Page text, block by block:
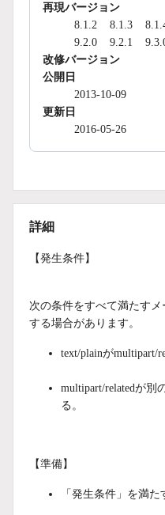
再現バージョン
8.1.2
8.1.3
9.2.0
9.2.1
改修バージョン
公開日
2013-10-09
更新日
2016-05-26
詳細
【発生条件】
次の条件をすべて満たす
する場合があります。
text/plainがmultipart/
multipart/relatedが別
る。
【準備】
「発生条件」を満た